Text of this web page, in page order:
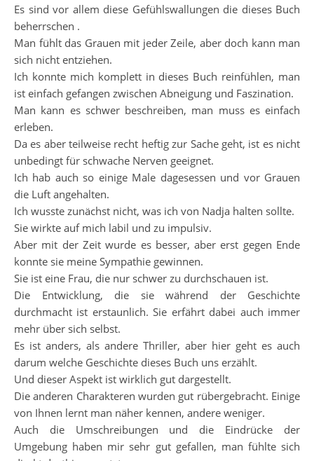
Es sind vor allem diese Gefühlswallungen die dieses Buch
beherrschen .
Man fühlt das Grauen mit jeder Zeile, aber doch kann man
sich nicht entziehen.
Ich konnte mich komplett in dieses Buch reinfühlen, man
ist einfach gefangen zwischen Abneigung und Faszination.
Man kann es schwer beschreiben, man muss es einfach
erleben.
Da es aber teilweise recht heftig zur Sache geht, ist es nicht
unbedingt für schwache Nerven geeignet.
Ich hab auch so einige Male dagesessen und vor Grauen
die Luft angehalten.
Ich wusste zunächst nicht, was ich von Nadja halten sollte.
Sie wirkte auf mich labil und zu impulsiv.
Aber mit der Zeit wurde es besser, aber erst gegen Ende
konnte sie meine Sympathie gewinnen.
Sie ist eine Frau, die nur schwer zu durchschauen ist.
Die Entwicklung, die sie während der Geschichte
durchmacht ist erstaunlich. Sie erfährt dabei auch immer
mehr über sich selbst.
Es ist anders, als andere Thriller, aber hier geht es auch
darum welche Geschichte dieses Buch uns erzählt.
Und dieser Aspekt ist wirklich gut dargestellt.
Die anderen Charakteren wurden gut rübergebracht. Einige
von Ihnen lernt man näher kennen, andere weniger.
Auch die Umschreibungen und die Eindrücke der
Umgebung haben mir sehr gut gefallen, man fühlte sich